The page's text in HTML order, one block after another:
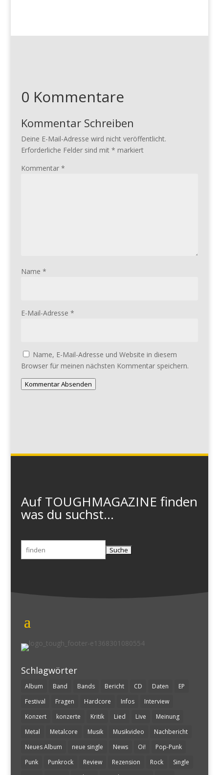
0 Kommentare
Kommentar Schreiben
Deine E-Mail-Adresse wird nicht veröffentlicht.
Erforderliche Felder sind mit * markiert
Kommentar *
Name *
E-Mail-Adresse *
Name, E-Mail-Adresse und Website in diesem
Browser für meinen nächsten Kommentar speichern.
Kommentar Absenden
Auf TOUGHMAGAZINE finden
was du suchst...
Suchen
nach:
Schlagwörter
Album Band Bands Bericht CD Daten
EP
Festival
Fragen Hardcore Infos
Interview
Konzert
konzerte Kritik Lied Live
Meinung
Metal
Metalcore Musik Musikvideo
Nachbericht
Neues Album
neue single News Oi!
Pop-Punk
Punk
Punkrock Review Rezension Rock
Single